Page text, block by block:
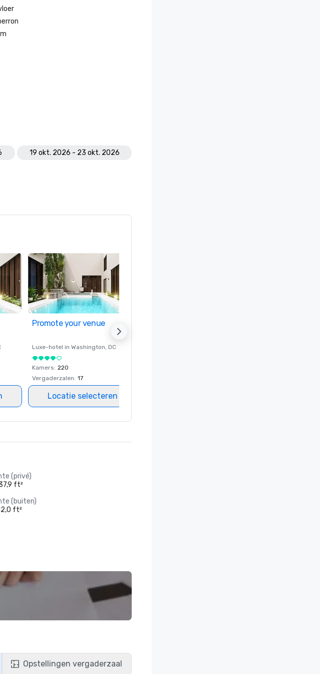
19 okt. 2026 - 23 okt. 2026
Promote your venue
Luxe-hotel in Washington, DC
Kamers: 220
Vergaderzalen: 17
Locatie selecteren
(privé)
ft²
(buiten)
ft²
Opstellingen vergaderzaal